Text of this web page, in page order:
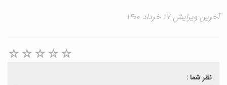
آخرین ویرایش ۱۷ خرداد ۱۴۰۰
نظر شما :